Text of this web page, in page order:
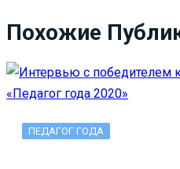
Похожие
ПЕДАГОГ ГОДА